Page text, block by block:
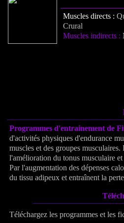
Muscles directs :
Crural
Muscles indirects :
Programmes d'entrainement de
d'activités physiques d'endurance
muscles et des groupes
l'amélioration du tonus musculaire
Par l'augmentation des dépenses
du tissu adipeux et entraînent la
Téléchargez les programmes et les